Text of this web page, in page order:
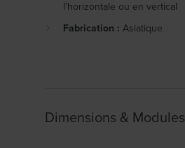
l'horizontale ou en vertical
Fabrication : Asiatique
Dimensions & Modules